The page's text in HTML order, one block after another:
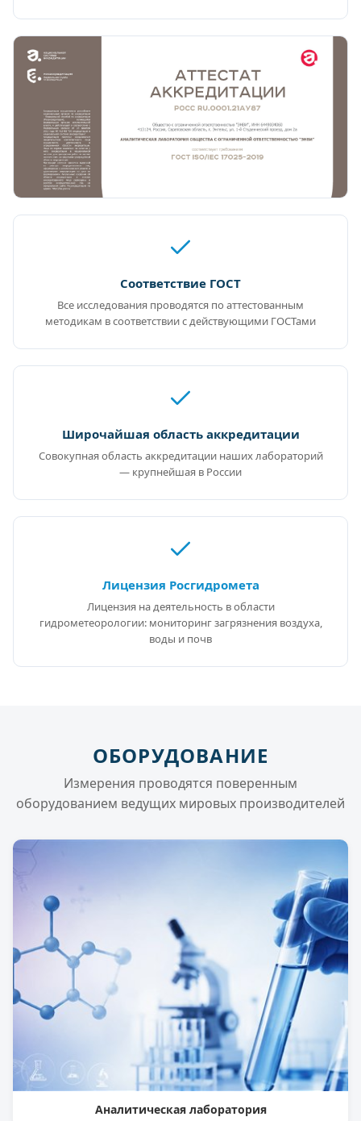
Соответствие ГОСТ
Все исследования проводятся по аттестованным
методикам в соответствии с действующими ГОСТами
Широчайшая область аккредитации
Совокупная область аккредитации наших лабораторий
— крупнейшая в России
Лицензия Росгидромета
Лицензия на деятельность в области
гидрометеорологии: мониторинг загрязнения воздуха,
воды и почв
ОБОРУДОВАНИЕ
Измерения проводятся поверенным
оборудованием ведущих мировых производителей
Аналитическая лаборатория